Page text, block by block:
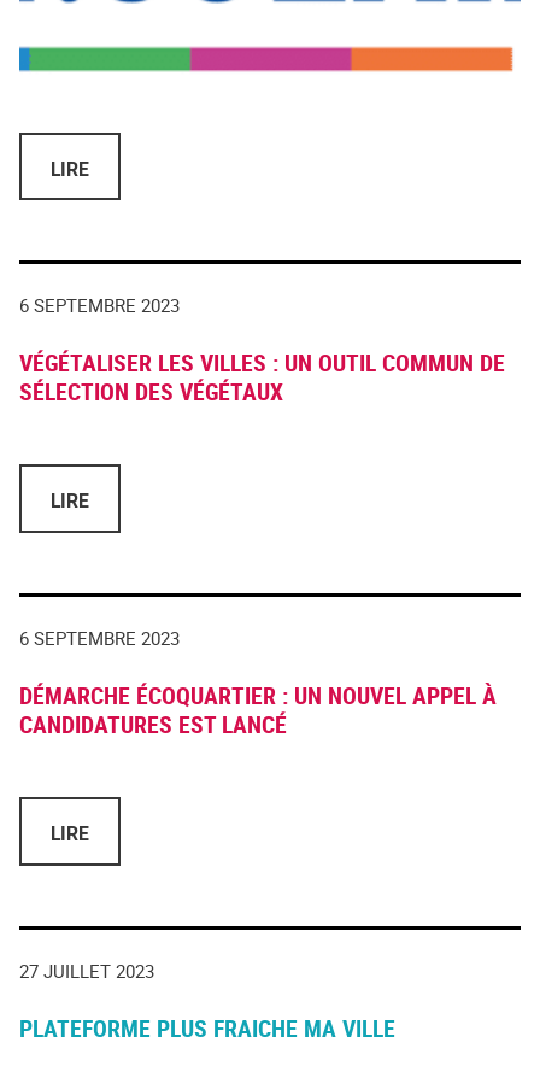
LIRE
6 SEPTEMBRE 2023
VÉGÉTALISER LES VILLES : UN OUTIL COMMUN DE
SÉLECTION DES VÉGÉTAUX
LIRE
6 SEPTEMBRE 2023
DÉMARCHE ÉCOQUARTIER : UN NOUVEL APPEL À
CANDIDATURES EST LANCÉ
LIRE
27 JUILLET 2023
PLATEFORME PLUS FRAICHE MA VILLE